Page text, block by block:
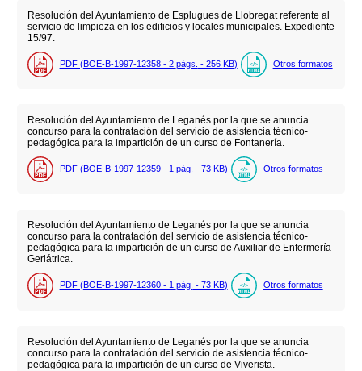
Resolución del Ayuntamiento de Esplugues de Llobregat referente al
servicio de limpieza en los edificios y locales municipales. Expediente
15/97.
PDF (BOE-B-1997-12358 - 2 págs. - 256 KB) Otros formatos
Resolución del Ayuntamiento de Leganés por la que se anuncia
concurso para la contratación del servicio de asistencia técnico-
pedagógica para la impartición de un curso de Fontanería.
PDF (BOE-B-1997-12359 - 1 pág. - 73 KB) Otros formatos
Resolución del Ayuntamiento de Leganés por la que se anuncia
concurso para la contratación del servicio de asistencia técnico-
pedagógica para la impartición de un curso de Auxiliar de Enfermería
Geriátrica.
PDF (BOE-B-1997-12360 - 1 pág. - 73 KB) Otros formatos
Resolución del Ayuntamiento de Leganés por la que se anuncia
concurso para la contratación del servicio de asistencia técnico-
pedagógica para la impartición de un curso de Viverista.